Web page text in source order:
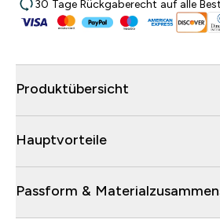
30 Tage Rückgaberecht auf alle
Produktübersicht
Hauptvorteile
Passform &